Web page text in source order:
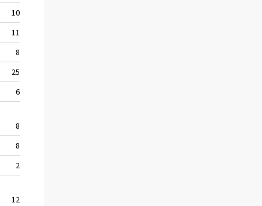
10
11
8
25
6
8
8
2
12